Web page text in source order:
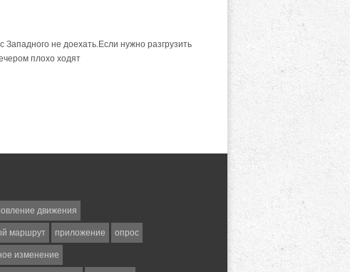
не доехать.Если нужно разгрузить
плохо ходят
движения
маршрут приложение опрос
изменение